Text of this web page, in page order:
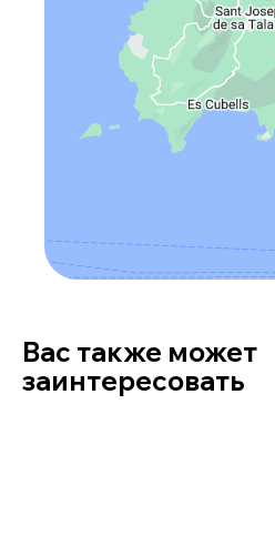
Вас также может
заинтересовать